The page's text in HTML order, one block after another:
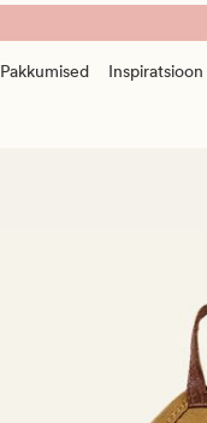
Pakkumised Inspiratsioon